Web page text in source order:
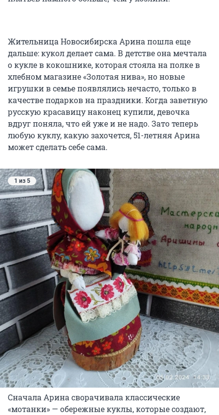
Жительница Новосибирска Арина пошла еще
дальше: кукол делает сама. В детстве она мечтала
о кукле в кокошнике, которая стояла на полке в
хлебном магазине «Золотая нива», но новые
игрушки в семье появлялись нечасто, только в
качестве подарков на праздники. Когда заветную
русскую красавицу наконец купили, девочка
вдруг поняла, что ей уже и не надо. Зато теперь
любую куклу, какую захочется, 51-летняя Арина
может сделать себе сама.
1 из 5
Сначала Арина сворачивала классические
«мотанки» — обережные куклы, которые создают,